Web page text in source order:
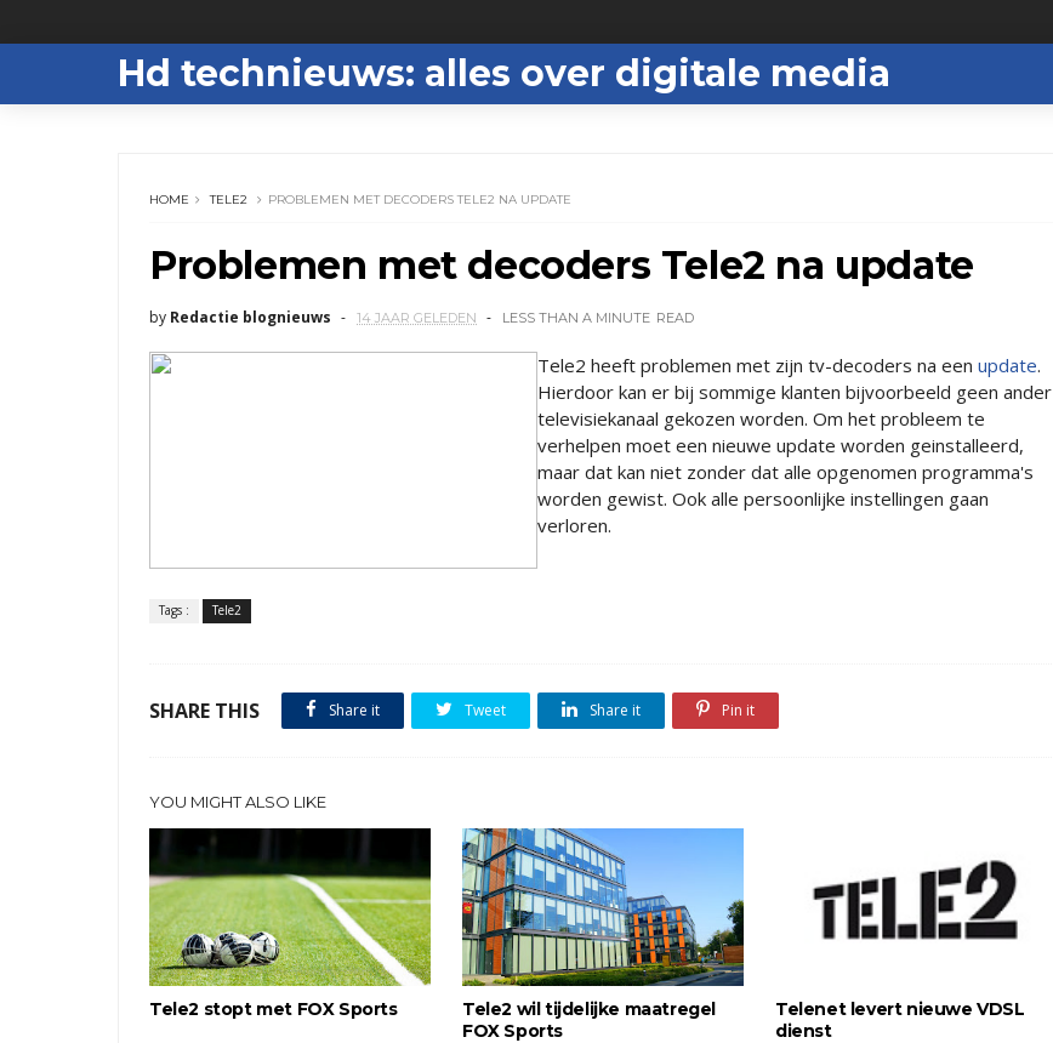
Hd technieuws: alles over digitale media
HOME TELE2 PROBLEMEN MET DECODERS TELE2 NA UPDATE
Problemen met decoders Tele2 na update
by Redactie blognieuws 14 JAAR GELEDEN LESS THAN A MINUTE READ
Tele2 heeft problemen met zijn tv-decoders na een update.
Hierdoor kan er bij sommige klanten bijvoorbeeld geen ander
televisiekanaal gekozen worden. Om het probleem te
verhelpen moet een nieuwe update worden geinstalleerd,
maar dat kan niet zonder dat alle opgenomen programma's
worden gewist. Ook alle persoonlijke instellingen gaan
verloren.
Tags : Tele2
SHARE THIS Share it Tweet Share it Pin it
YOU MIGHT ALSO LIKE
Tele2 stopt met FOX Sports
Tele2 wil tijdelijke maatregel
FOX Sports
Telenet levert nieuwe VDSL
dienst